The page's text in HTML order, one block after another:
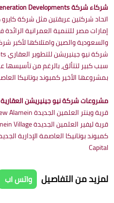
شركاء شركة New Generation Developments
اتحاد شركتين عريقتين مثل شركة كايرو
إمارات مصر للتنمية العمرانية
والسعودية والصين وامتلاكها
بمشروعها الأخير كمبوند بوتانيكا
مشروعات شركة نيو جينيريشن العقارية
قرية وينتر العلمين الجديدة Village Winter New Alamein
قرية ليفير العلمين الجديدة L’Hiver New Alamein Village
Capital‎
لمزيد من التفاصيل واتس اب